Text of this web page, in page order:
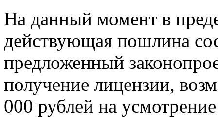
На данный момент в
действующая пошлина
предложенный
получение лицензии,
000 рублей на